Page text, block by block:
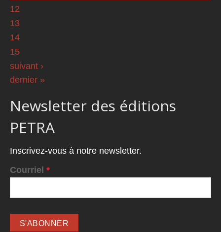
12
13
14
15
suivant ›
dernier »
Newsletter des éditions
PETRA
Inscrivez-vous à notre newsletter.
Courriel *